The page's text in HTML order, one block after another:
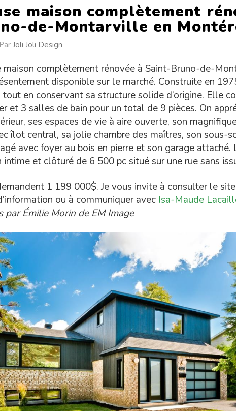
maison complètement
de-Montarville en
Par Joli Joli Design
maison complètement rénovée à Saint-Bruno-de-
disponible sur le marché. Construite en
tout en conservant sa structure solide d’origine. Elle
et 3 salles de bain pour un total de 9 pièces. On
ses espaces de vie à aire ouverte, son
îlot central, sa jolie chambre des maîtres, son sous-
avec foyer au bois en pierre et son garage
intime et clôturé de 6 500 pc situé sur une rue sans
1 199 000$. Je vous invite à consulter le
ou à communiquer avec Isa-Maude
par Émilie Morin de EM Image